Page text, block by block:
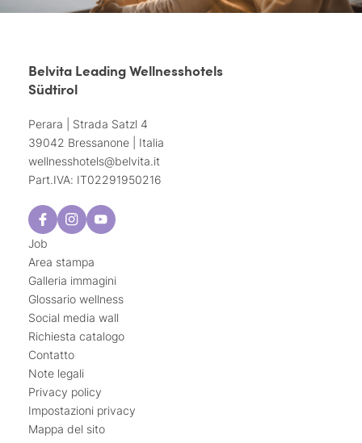
Belvita Leading Wellnesshotels
Südtirol
Perara | Strada Satzl 4
39042 Bressanone | Italia
wellnesshotels@belvita.it
Part.IVA: IT02291950216
Job
Area stampa
Galleria immagini
Glossario wellness
Social media wall
Richiesta catalogo
Contatto
Note legali
Privacy policy
Impostazioni privacy
Mappa del sito